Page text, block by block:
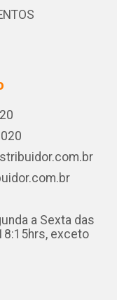
a Sexta das
exceto